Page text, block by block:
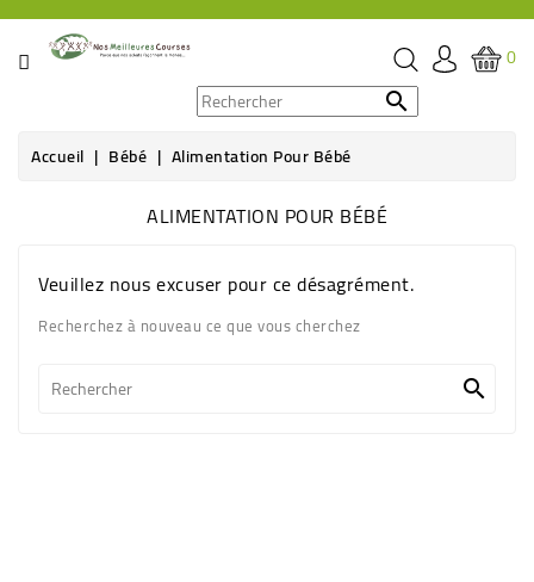
CATÉGORIE
ÉPICERIE
BOISSON
SOINS
0

Accueil Bébé Alimentation Pour Bébé
ALIMENTATION POUR BÉBÉ
Veuillez nous excuser pour ce désagrément.
Recherchez à nouveau ce que vous cherchez
